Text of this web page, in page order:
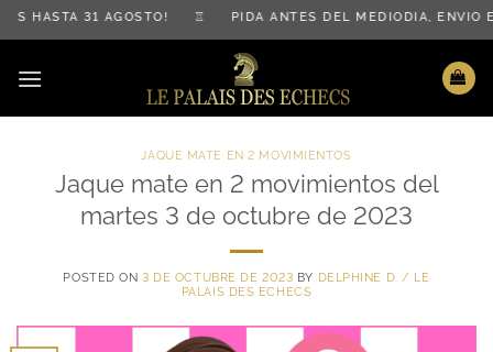
Saltar
al
contenido
HASTA 31 AGOSTO! ♖ PIDA ANTES DEL MEDIODÍA, ENVÍO
JAQUE MATE EN 2 MOVIMIENTOS
Jaque mate en 2 movimientos del
martes 3 de octubre de 2023
POSTED ON3 DE OCTUBRE DE 2023 BY DELPHINE D. / LE
PALAIS DES ECHECS